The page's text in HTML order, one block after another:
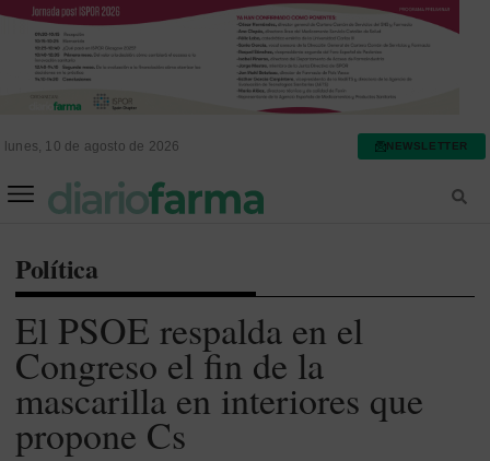
lunes, 10 de agosto de 2026 NEWSLETTER
Política
El PSOE respalda en el
Congreso el fin de la
mascarilla en interiores que
propone Cs